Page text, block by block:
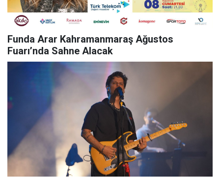
Funda Arar Kahramanmaraş Ağustos
Fuarı’nda Sahne Alacak